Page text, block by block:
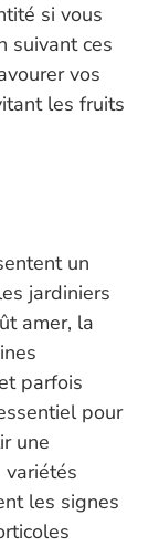
si vous
suivant ces
vos
les fruits
un
jardiniers
amer, la
parfois
pour
une
variétés
les signes